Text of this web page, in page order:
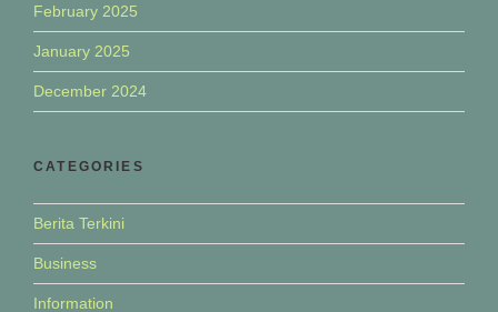
February 2025
January 2025
December 2024
CATEGORIES
Berita Terkini
Business
Information